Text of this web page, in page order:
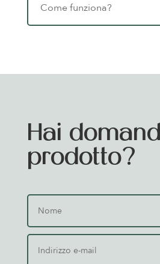
Come funziona?
Hai
prodotto?